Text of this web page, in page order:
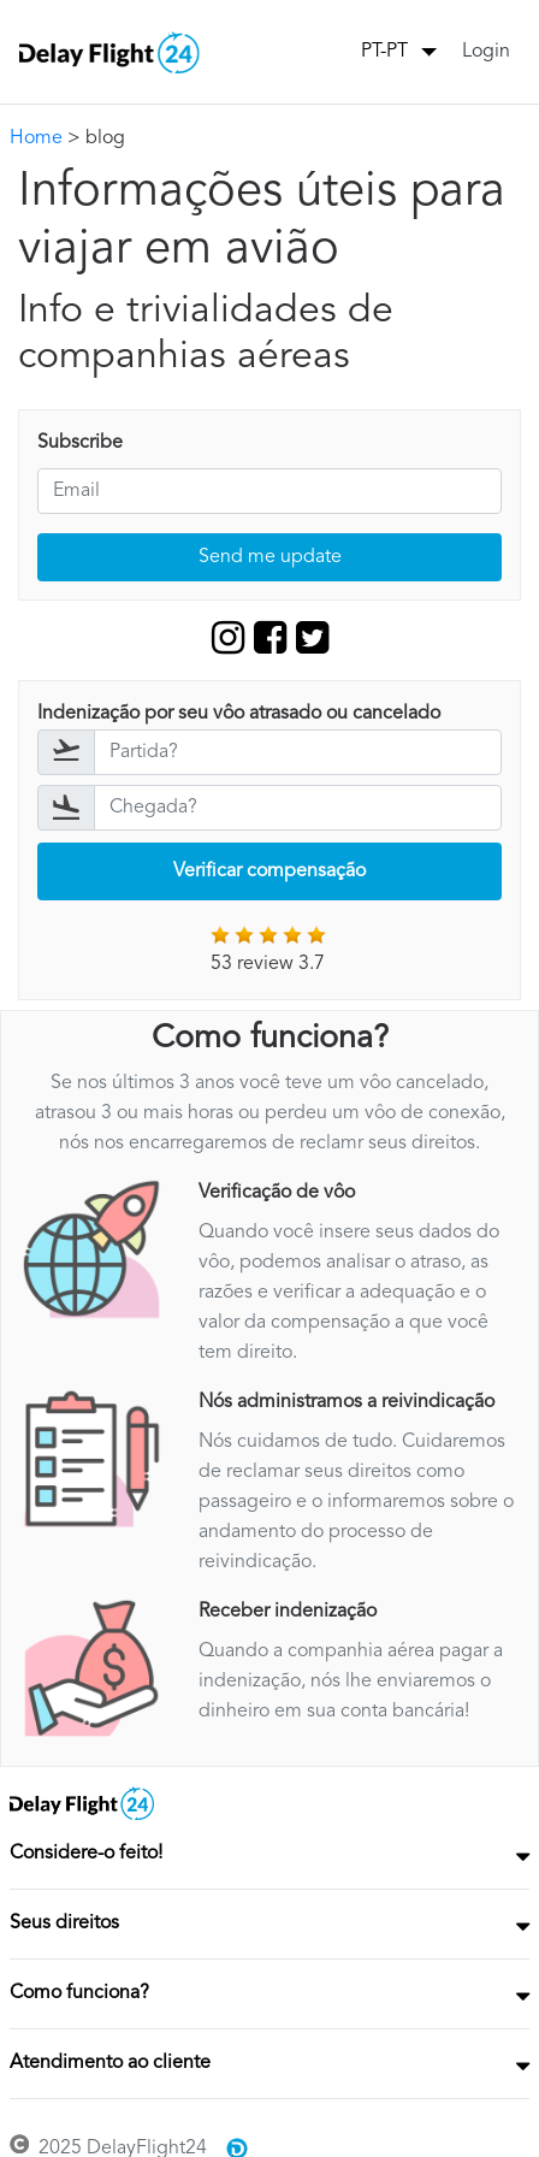
PT-PT Login
Home > blog
Informações úteis para
viajar em avião
Info e trivialidades de
companhias aéreas
Subscribe
Send me update
Indenização por seu vôo atrasado ou cancelado
Verificar compensação
53 review 3.7
Como funciona?
Se nos últimos 3 anos você teve um vôo cancelado,
atrasou 3 ou mais horas ou perdeu um vôo de conexão,
nós nos encarregaremos de reclamr seus direitos.
Verificação de vôo
Quando você insere seus dados do
vôo, podemos analisar o atraso, as
razões e verificar a adequação e o
valor da compensação a que você
tem direito.
Nós administramos a reivindicação
Nós cuidamos de tudo. Cuidaremos
de reclamar seus direitos como
passageiro e o informaremos sobre o
andamento do processo de
reivindicação.
Receber indenização
Quando a companhia aérea pagar a
indenização, nós lhe enviaremos o
dinheiro em sua conta bancária!
Considere-o feito!
Seus direitos
Como funciona?
Atendimento ao cliente
2025 DelayFlight24